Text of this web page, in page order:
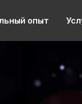
опыт